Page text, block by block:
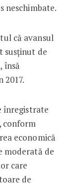
neschimbate.
că avansul
susținut de
însă
2017.
înregistrate
conform
economică
moderată de
care
de